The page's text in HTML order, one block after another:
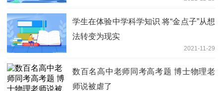
学生在体验中学科学知识 将“金点子”从想
法转变为现实
2021-11-29
数百名高中老师同考高考题 博士物理老
师说被虐了